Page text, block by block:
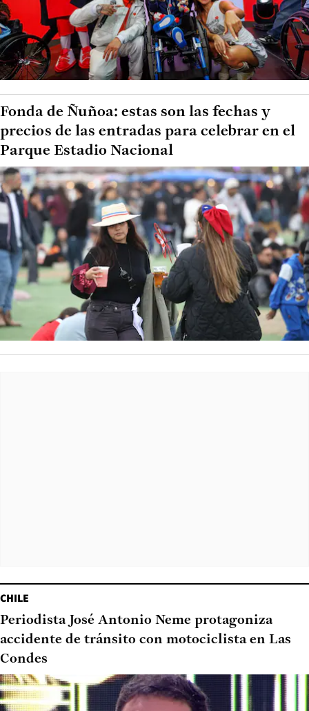
Fonda de Ñuñoa: estas son las fechas y
precios de las entradas para celebrar en el
Parque Estadio Nacional
CHILE
Periodista José Antonio Neme protagoniza
accidente de tránsito con motociclista en Las
Condes